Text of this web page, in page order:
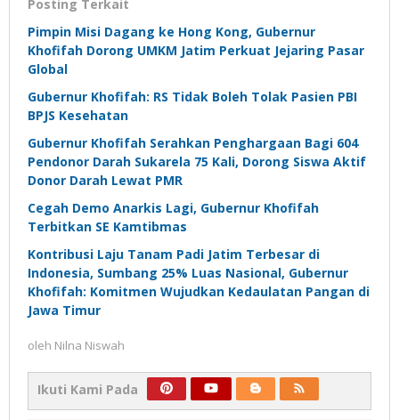
Posting Terkait
Pimpin Misi Dagang ke Hong Kong, Gubernur
Khofifah Dorong UMKM Jatim Perkuat Jejaring Pasar
Global
Gubernur Khofifah: RS Tidak Boleh Tolak Pasien PBI
BPJS Kesehatan
Gubernur Khofifah Serahkan Penghargaan Bagi 604
Pendonor Darah Sukarela 75 Kali, Dorong Siswa Aktif
Donor Darah Lewat PMR
Cegah Demo Anarkis Lagi, Gubernur Khofifah
Terbitkan SE Kamtibmas
Kontribusi Laju Tanam Padi Jatim Terbesar di
Indonesia, Sumbang 25% Luas Nasional, Gubernur
Khofifah: Komitmen Wujudkan Kedaulatan Pangan di
Jawa Timur
oleh Nilna Niswah
Ikuti Kami Pada